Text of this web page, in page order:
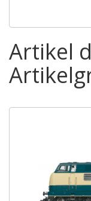
Artikel